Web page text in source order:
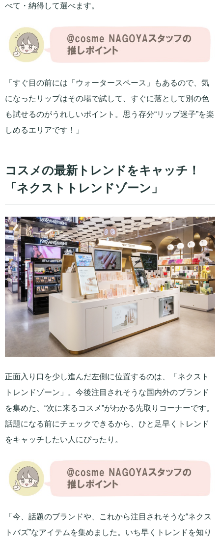
べて・納得して選べます。
「すぐ目の前には「ウォータースペース」もあるので、気
になったリップはその場で試して、すぐに落として別の色
も試せるのがうれしいポイント。思う存分“リップ迷子”を楽
しめるエリアです！」
コスメの最新トレンドをキャッチ！
「ネクストトレンドゾーン」
正面入り口を少し進んだ左側に位置するのは、「ネクスト
トレンドゾーン」。今後注目されそうな国内外のブランド
を集めた、“次に来るコスメ”がわかる先取りコーナーです。
話題になる前にチェックできるから、ひと足早くトレンド
をキャッチしたい人にぴったり。
「今、話題のブランドや、これから注目されそうな“ネクス
トバズ”なアイテムを集めました。いち早くトレンドを知り